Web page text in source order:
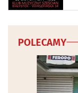
POLECAMY